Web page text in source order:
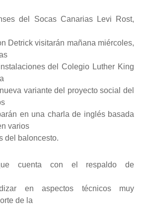
del Socas Canarias Levi Rost,
Detrick visitarán mañana miércoles,
del Colegio Luther King
variante del proyecto social del
en una charla de inglés basada
varios
del baloncesto.
cuenta con el respaldo de
en aspectos técnicos muy
de la